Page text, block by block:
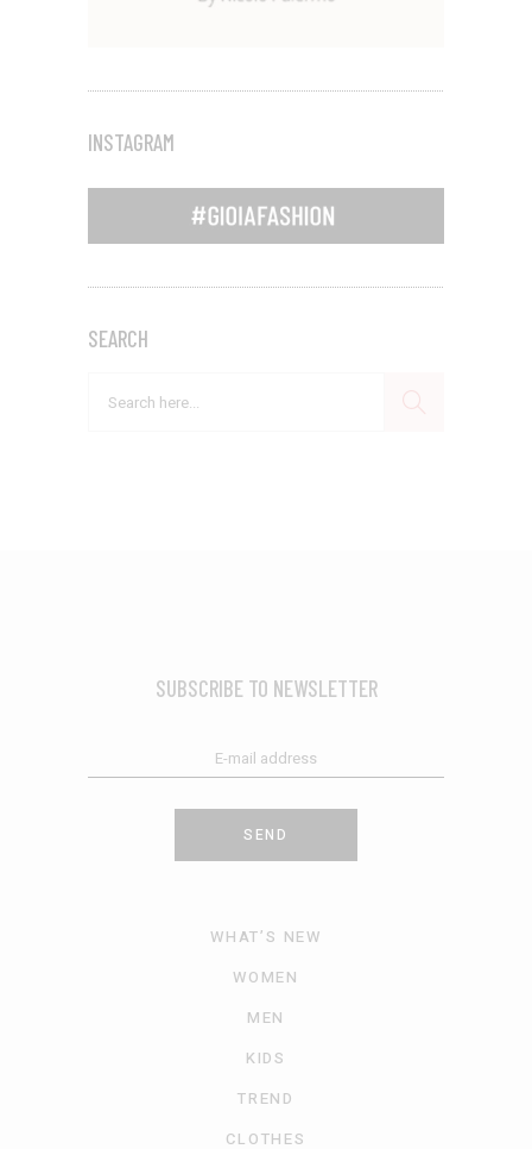
INSTAGRAM
SEARCH
SUBSCRIBE TO NEWSLETTER
SEND
WHAT’S NEW
WOMEN
MEN
KIDS
TREND
CLOTHES